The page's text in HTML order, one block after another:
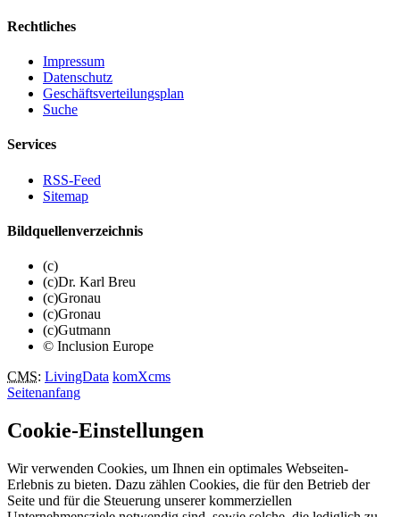
Rechtliches
Impressum
Datenschutz
Geschäftsverteilungsplan
Suche
Services
RSS-Feed
Sitemap
Bildquellenverzeichnis
(c)
(c)Dr. Karl Breu
(c)Gronau
(c)Gronau
(c)Gutmann
© Inclusion Europe
CMS: LivingData komXcms
Seitenanfang
Cookie-Einstellungen
Wir verwenden Cookies, um Ihnen ein optimales Webseiten-
Erlebnis zu bieten. Dazu zählen Cookies, die für den Betrieb der
Seite und für die Steuerung unserer kommerziellen